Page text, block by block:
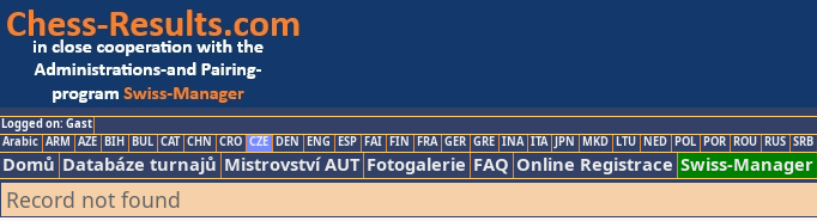
Logged on: Gast
Arabic ARM AZE BIH BUL CAT CHN CRO CZE DEN ENG ESP FAI FIN FRA GER GRE INA ITA JPN MKD LTU NED POL POR ROU RUS SRB
Domů Databáze turnajů Mistrovství AUT Fotogalerie FAQ Online Registrace Swiss-Manager
Record not found